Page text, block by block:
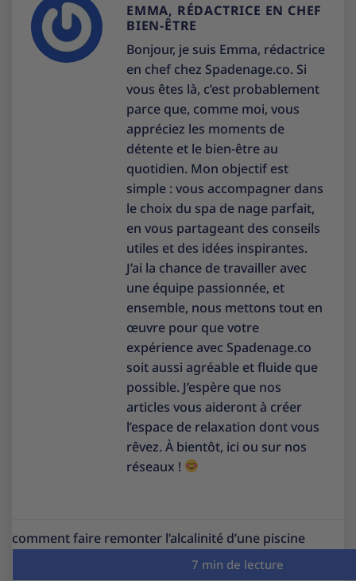
EMMA, RÉDACTRICE EN CHEF
BIEN-ÊTRE
Bonjour, je suis Emma, rédactrice
en chef chez Spadenage.co. Si
vous êtes là, c’est probablement
parce que, comme moi, vous
appréciez les moments de
détente et le bien-être au
quotidien. Mon objectif est
simple : vous accompagner dans
le choix du spa de nage parfait,
en vous partageant des conseils
utiles et des idées inspirantes.
J’ai la chance de travailler avec
une équipe passionnée, et
ensemble, nous mettons tout en
œuvre pour que votre
expérience avec Spadenage.co
soit aussi agréable et fluide que
possible. J’espère que nos
articles vous aideront à créer
l’espace de relaxation dont vous
rêvez. À bientôt, ici ou sur nos
réseaux !
comment faire remonter l’alcalinité d’une piscine